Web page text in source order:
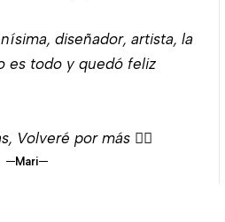
diseñador, artista, la
es todo y quedó feliz
Volveré por más 👌🏻
Mari